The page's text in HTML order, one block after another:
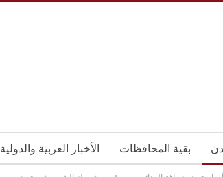
بقية المحافظات الأخبار العربية والدولية